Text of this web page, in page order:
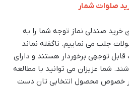
صلوات شمار
خرید صندلی نماز توجه شما را به
جلب می نماییم. ناگفته نماند
توجهی برخوردار هستند و دارای
شما عزیزان می توانید با مطالعه
خصوص محصول انتخابی تان دست